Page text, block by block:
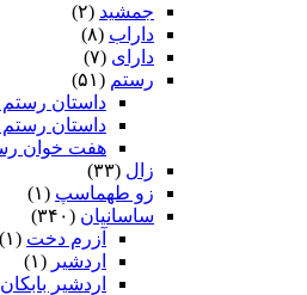
جمشید (۲)
داراب (۸)
دارای (۷)
رستم (۵۱)
داستان
داستان
هفت خوان
زال (۳۳)
زو طهماسپ‏ (۱)
ساسانیان (۳۴۰)
آزرم دخت (۱)
اردشیر (۱)
اردشیر بابکان